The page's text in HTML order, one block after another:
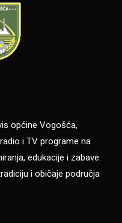
općine Vogošća,
i TV programe na
edukacije i zabave.
i običaje područja